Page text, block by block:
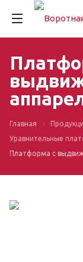
Главная
Уравнительные
Платформа с